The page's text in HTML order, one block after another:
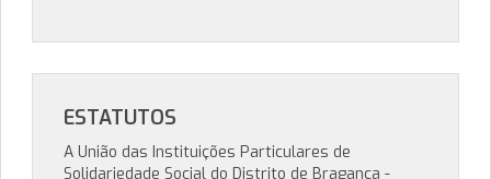
ESTATUTOS
A União das Instituições Particulares de
Solidariedade Social do Distrito de Bragança -